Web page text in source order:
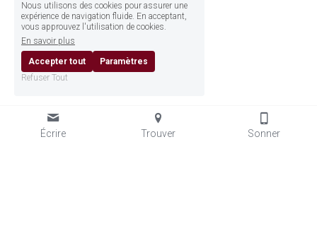
Écrire Trouver Sonner
Nous utilisons des cookies pour assurer une
expérience de navigation fluide. En acceptant,
vous approuvez l'utilisation de cookies.
En savoir plus
Accepter tout
Paramètres
Refuser Tout